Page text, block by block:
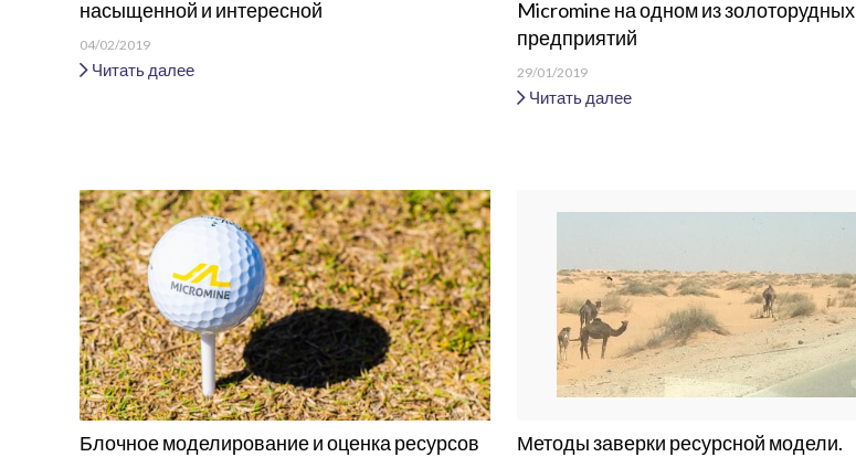
насыщенной и интересной
04/02/2019
Читать далее
Micromine на одном из золоторудных
предприятий
29/01/2019
Читать далее
Блочное моделирование и оценка ресурсов Методы заверки ресурсной модели.